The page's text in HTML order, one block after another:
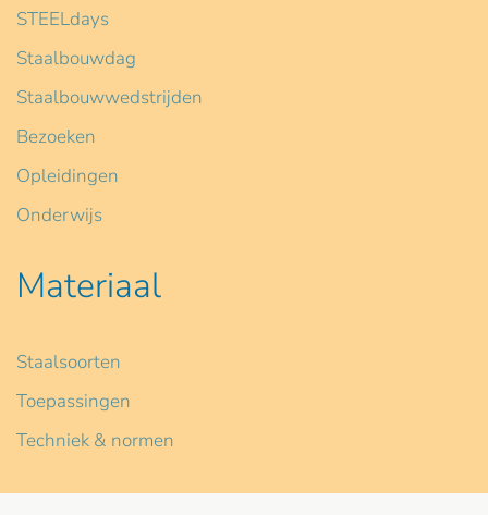
STEELdays
Staalbouwdag
Staalbouwwedstrijden
Bezoeken
Opleidingen
Onderwijs
Materiaal
Staalsoorten
Toepassingen
Techniek & normen